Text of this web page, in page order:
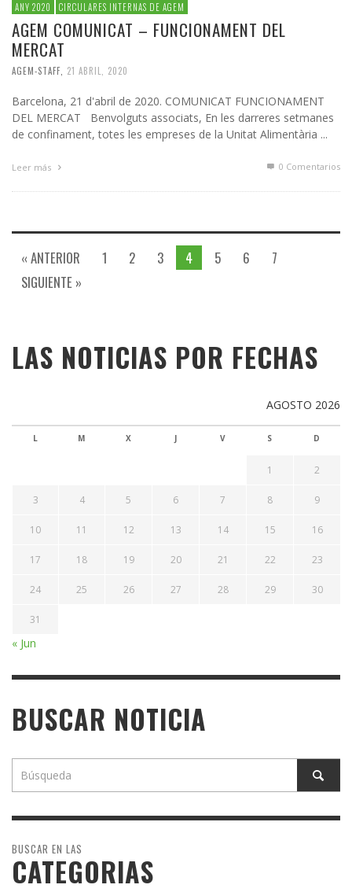
ANY 2020 CIRCULARES INTERNAS DE AGEM
AGEM COMUNICAT – FUNCIONAMENT DEL
MERCAT
AGEM-STAFF 21 ABRIL, 2020
Barcelona, 21 d'abril de 2020. COMUNICAT FUNCIONAMENT
DEL MERCAT Benvolguts associats, En les darreres setmanes
de confinament, totes les empreses de la Unitat Alimentària ...
Leer más 0 Comentarios
« ANTERIOR 1 2 3 4 5 6
7
SIGUIENTE »
LAS NOTICIAS POR FECHAS
AGOSTO 2026
L M X J V S D
1 2
3 4 5 6 7 8 9
10 11 12 13 14 15 16
17 18 19 20 21 22 23
24 25 26 27 28 29 30
31
« Jun
BUSCAR NOTICIA
BUSCAR EN LAS
CATEGORIAS